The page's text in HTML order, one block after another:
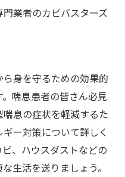
業者のカビバスターズ
身を守るための効果的
喘息患者の皆さん必見
息の症状を軽減するた
ー対策について詳しく
、ハウスダストなどの
生活を送りましょう。